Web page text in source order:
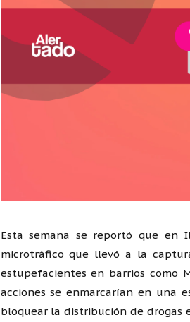
Esta semana se reportó que en
microtráfico que llevó a la
estupefacientes en barrios como
acciones se enmarcarían en una
bloquear la distribución de drogas